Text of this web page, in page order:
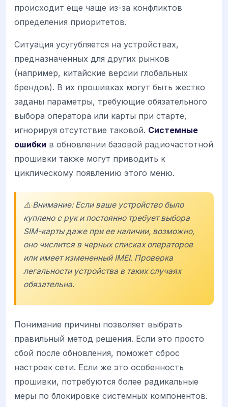
происходит еще чаще из-за конфликтов
определения приоритетов.
Ситуация усугубляется на устройствах,
предназначенных для других рынков
(например, китайские версии глобальных
брендов). В их прошивках могут быть жестко
заданы параметры, требующие обязательного
выбора оператора или карты при старте,
игнорируя отсутствие таковой. Системные
ошибки в обновлении базовой радиочастотной
прошивки также могут приводить к
циклическому появлению этого меню.
⚠️ Внимание: Если ваше устройство было
куплено с рук и постоянно требует выбора
SIM-карты даже при ее наличии, возможно,
оно числится в черных списках операторов
или имеет измененный IMEI. Проверка
легальности устройства в таких случаях
обязательна.
Понимание причины позволяет выбрать
правильный метод решения. Если это просто
сбой после обновления, поможет сброс
настроек сети. Если же это особенность
прошивки, потребуются более радикальные
меры по блокировке системных компонентов.